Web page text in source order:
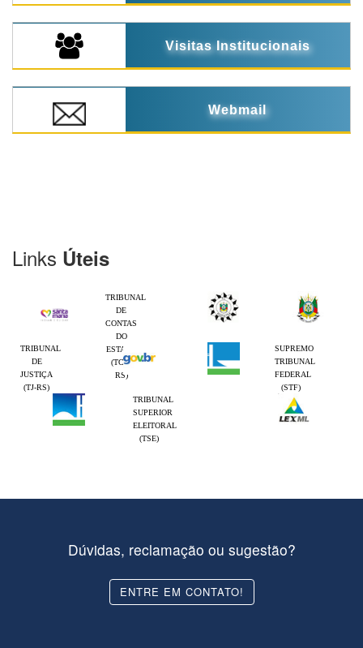
Visitas Institucionais
Webmail
Links Úteis
TRIBUNAL
DE
CONTAS
DO
ESTADO
(TCE-
RS)
TRIBUNAL
DE
JUSTIÇA
(TJ-RS)
SUPREMO
TRIBUNAL
FEDERAL
(STF)
TRIBUNAL
SUPERIOR
ELEITORAL
(TSE)
Dúvidas, reclamação ou sugestão?
ENTRE EM CONTATO!